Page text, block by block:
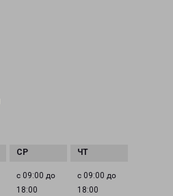
с 09:00 до
18:00
с 09:00 до
18:00